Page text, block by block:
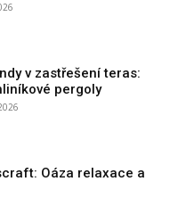
v zastřešení teras:
pergoly
Oáza relaxace a